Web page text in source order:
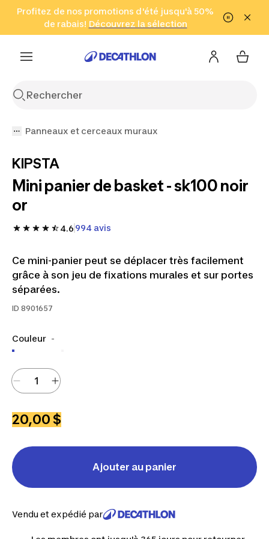
Aller à la recherche Aller au contenu Aller au pied de
Profitez de nos promotions d'été jusqu'à 50%
de rabais! Découvrez la sélection
Cliquez ici
en seulement 2 h!
(Zones sélectionnées)
Panneaux et cerceaux muraux
KIPSTA
Mini panier de basket - sk100 noir
or
4.6 994 avis
Ce mini-panier peut se déplacer très facilement
grâce à son jeu de fixations murales et sur portes
séparées.
ID 8901657
Couleur -
20,00 $
Ajouter au panier
Vendu et expédié par